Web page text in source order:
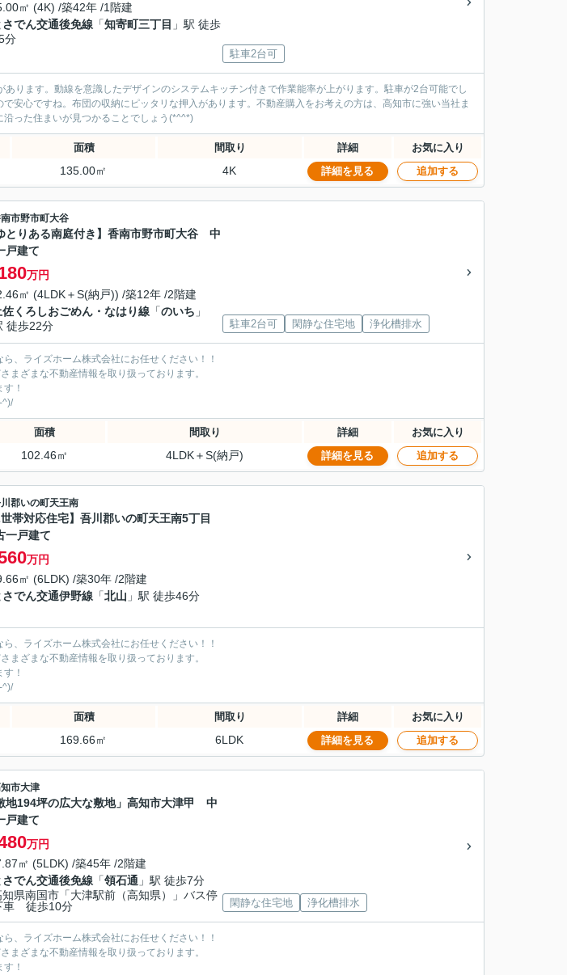
㎡ (4K) /築42年 /1階建
さでん交通後免線 「知寄町三丁目 」駅 徒歩
分
駐車2台可
ります。動線を意識したデザインのシステムキッチン付きで作業能率が上がります。駐車が2台可能でし
安心ですね。布団の収納にピッタリな押入があります。不動産購入をお考えの方は、高知市に強い当社ま
った住まいが見つかることでしょう(*^^*)
面積 間取り 詳細 お気に入り
135.00㎡ 4K 詳細を見る 追加する
市野市町大谷
とりある南庭付き】香南市野市町大谷 中
戸建て
万円
㎡ (4LDK＋S(納戸)) /築12年 /2階建
佐くろしおごめん・なはり線 「のいち 」
徒歩22分
駐車2台可 閑静な住宅地 浄化槽排水
、ライズホーム株式会社にお任せください！！
まざまな不動産情報を取り扱っております。
！
^)/
面積 間取り 詳細 お気に入り
102.46㎡ 4LDK＋S(納戸) 詳細を見る 追加する
郡いの町天王南
世帯対応住宅】吾川郡いの町天王南5丁目
一戸建て
万円
㎡ (6LDK) /築30年 /2階建
さでん交通伊野線 「北山 」駅 徒歩46分
、ライズホーム株式会社にお任せください！！
まざまな不動産情報を取り扱っております。
！
^)/
面積 間取り 詳細 お気に入り
169.66㎡ 6LDK 詳細を見る 追加する
市大津
地194坪の広大な敷地」高知市大津甲 中
戸建て
万円
㎡ (5LDK) /築45年 /2階建
さでん交通後免線 「領石通 」駅 徒歩7分
知県南国市「大津駅前（高知県）」バス停
車 徒歩10分
閑静な住宅地 浄化槽排水
、ライズホーム株式会社にお任せください！！
まざまな不動産情報を取り扱っております。
！